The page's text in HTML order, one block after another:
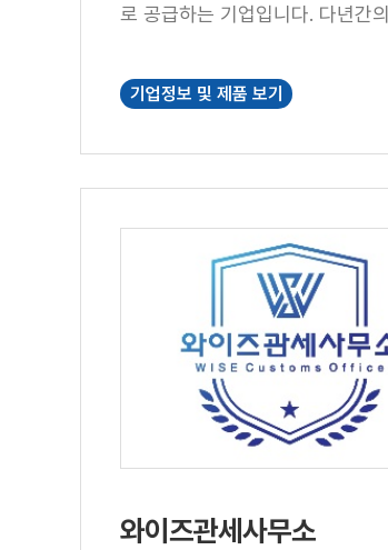
로 공급하는 기업입니다. 다년간
야에 필요한 고품질 제품을 합리
으로 제공하고 있으며, 고객의 요
업을 함께 운영하며, 안정적인 공
저한 품질관리를 통해 고객이 신
는 파트너가 되기 위해 노력하고
앞으로도 주식회사 수호베어링은
질, 정직을 기업의 핵심 가치로 삼
함께 성장하는 기업이 되겠습니
기업정보 및 제품 보기
와이즈관세사무소